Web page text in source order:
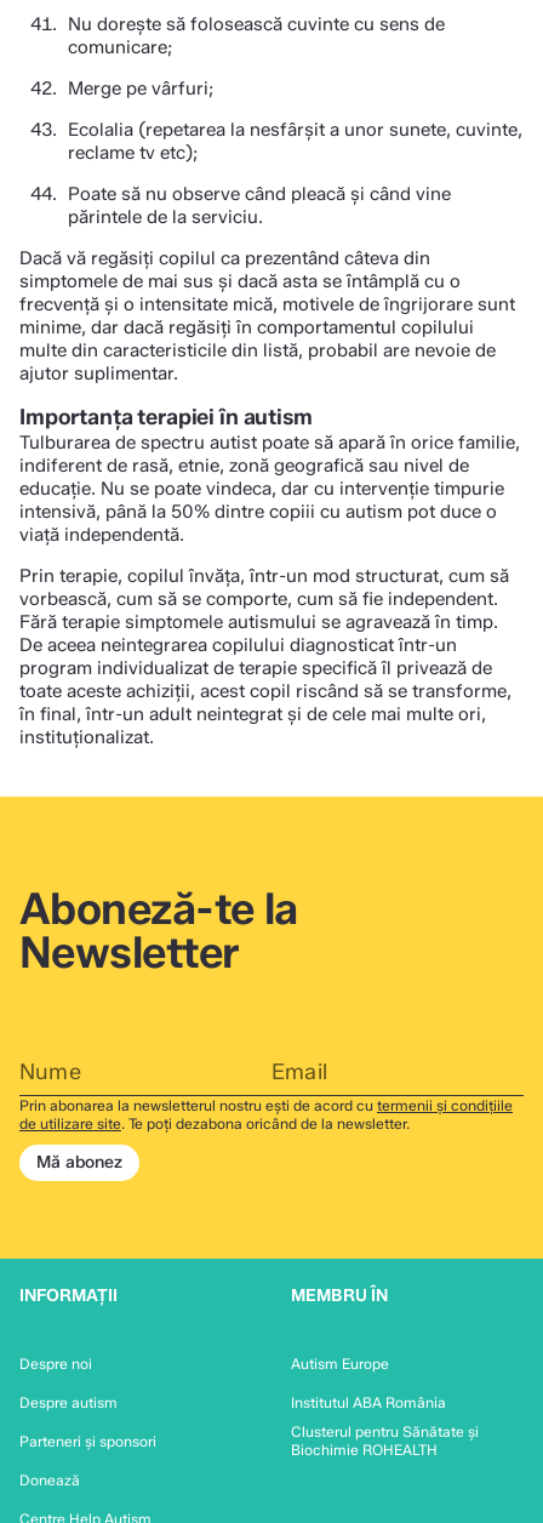
Nu dorește să folosească cuvinte cu sens de
comunicare;
Merge pe vârfuri;
Ecolalia (repetarea la nesfârșit a unor sunete, cuvinte,
reclame tv etc);
Poate să nu observe când pleacă şi când vine
părintele de la serviciu.
Dacă vă regăsiți copilul ca prezentând câteva din
simptomele de mai sus şi dacă asta se întâmplă cu o
frecvență şi o intensitate mică, motivele de îngrijorare sunt
minime, dar dacă regăsiți în comportamentul copilului
multe din caracteristicile din listă, probabil are nevoie de
ajutor suplimentar.
Importanța terapiei în autism
Tulburarea de spectru autist poate să apară în orice familie,
indiferent de rasă, etnie, zonă geografică sau nivel de
educație. Nu se poate vindeca, dar cu intervenție timpurie
intensivă, până la 50% dintre copiii cu autism pot duce o
viaţă independentă.
Prin terapie, copilul învăţa, într-un mod structurat, cum să
vorbească, cum să se comporte, cum să fie independent.
Fără terapie simptomele autismului se agravează în timp.
De aceea neintegrarea copilului diagnosticat într-un
program individualizat de terapie specifică îl privează de
toate aceste achiziții, acest copil riscând să se transforme,
în final, într-un adult neintegrat şi de cele mai multe ori,
instituționalizat.
Aboneză-te la
Newsletter
Prin abonarea la newsletterul nostru ești de acord cu termenii și condițiile
de utilizare site. Te poți dezabona oricând de la newsletter.
Mă abonez
INFORMAȚII
Despre noi
Despre autism
Parteneri și sponsori
Donează
Centre Help Autism
MEMBRU ÎN
Autism Europe
Institutul ABA România
Clusterul pentru Sănătate și
Biochimie ROHEALTH